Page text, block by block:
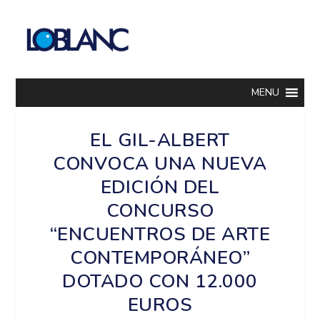
MENU
EL GIL-ALBERT
CONVOCA UNA NUEVA
EDICIÓN DEL
CONCURSO
“ENCUENTROS DE ARTE
CONTEMPORÁNEO”
DOTADO CON 12.000
EUROS